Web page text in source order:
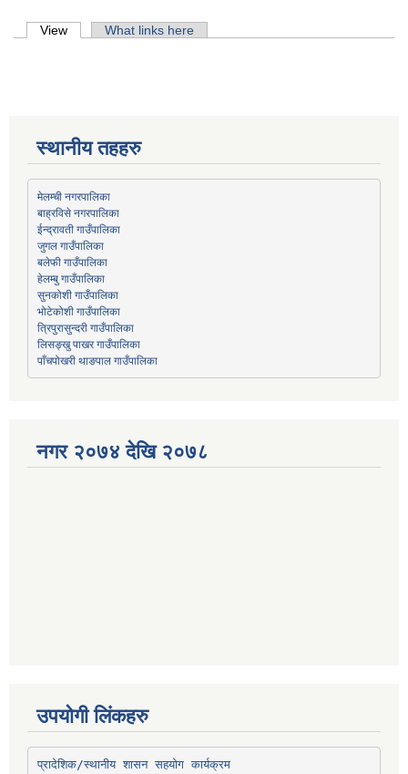
Primary tabs
View (active tab)What links here
स्थानीय तहहरु
मेलम्ची नगरपालिका
बाह्रविसे नगरपालिका
ईन्द्रावती गाउँपालिका
जुगल गाउँपालिका
बलेफी गाउँपालिका
हेलम्बु गाउँपालिका
सुनकोशी गाउँपालिका
भोटेकोशी गाउँपालिका
त्रिपुरासुन्दरी गाउँपालिका
लिसङ्खु पाखर गाउँपालिका
पाँचपोखरी थाङपाल गाउँपालिका
नगर २०७४ देखि २०७८
उपयोगी लिंकहरु
प्रादेशिक/स्थानीय शासन सहयोग कार्यक्रम